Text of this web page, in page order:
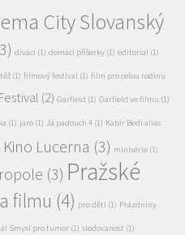
City Slovanský
diváci (1) domácí příšerky (1) editorial (1)
(1) filmový festival (1) film pro celou rodinu
(2) Garfield (1) Garfield ve filmu (1)
(1) jaro (1) Já padouch 4 (1) Kabir Bedi alias
Kino Lucerna (3) minisérie (1)
(3) Pražské
filmu (4) pro děti (1) Prázdniny
Smysl pro tumor (1) sledovanost (1)